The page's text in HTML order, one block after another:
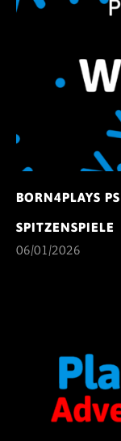
BORN4PLAYS
SPITZENSPIELE
06/01/2026